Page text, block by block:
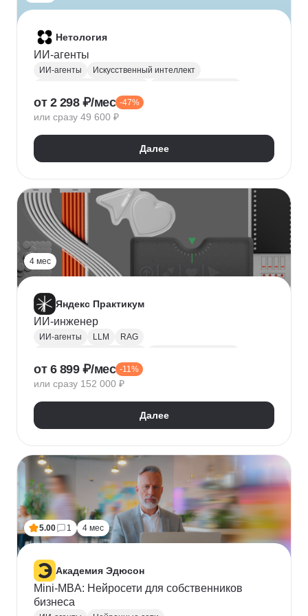
Нетология
ИИ-агенты
ИИ-агенты
Искусственный интеллект
Маркетинговая аналитика
Маркетинговые кампании
Нейронные сети
от 2 298 ₽/мес -47%
или сразу 49 600 ₽
Далее
4 мес
Яндекс Практикум
ИИ-инженер
ИИ-агенты LLM
RAG
MLFlow
Prometheus HuggingFace
Kubernetes
Asyncio
от 6 899 ₽/мес -11%
или сразу 152 000 ₽
Далее
5.00 1 4 мес
Академия Эдюсон
Mini-MBA: Нейросети для собственников
бизнеса